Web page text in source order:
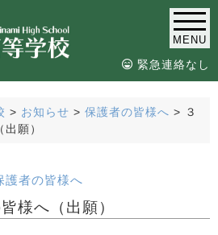
MENU
緊急連絡なし
> お知らせ > 保護者の皆様へ > ３
願）
護者の皆様へ
様へ（出願）